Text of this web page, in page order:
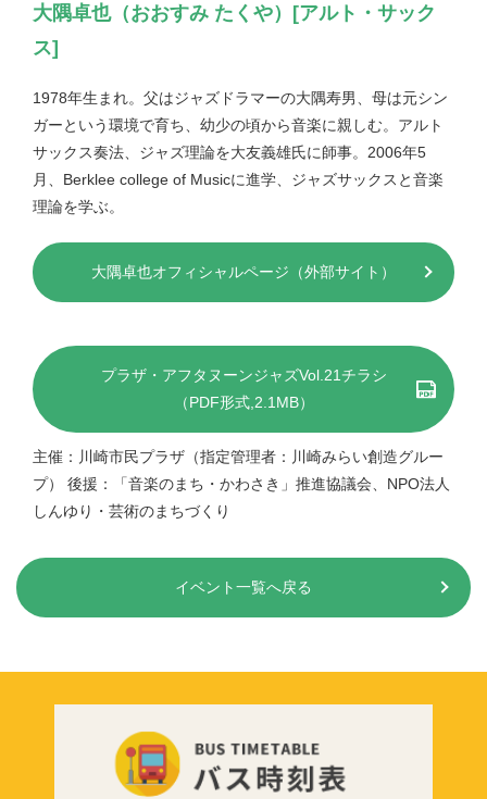
大隅卓也（おおすみ たくや）[アルト・サック
ス]
1978年生まれ。父はジャズドラマーの大隅寿男、母は元シン
ガーという環境で育ち、幼少の頃から音楽に親しむ。アルト
サックス奏法、ジャズ理論を大友義雄氏に師事。2006年5
月、Berklee college of Musicに進学、ジャズサックスと音楽
理論を学ぶ。
大隅卓也オフィシャルページ（外部サイト）
プラザ・アフタヌーンジャズVol.21チラシ
（PDF形式,2.1MB）
主催：川崎市民プラザ（指定管理者：川崎みらい創造グルー
プ） 後援：「音楽のまち・かわさき」推進協議会、NPO法人
しんゆり・芸術のまちづくり
イベント一覧へ戻る